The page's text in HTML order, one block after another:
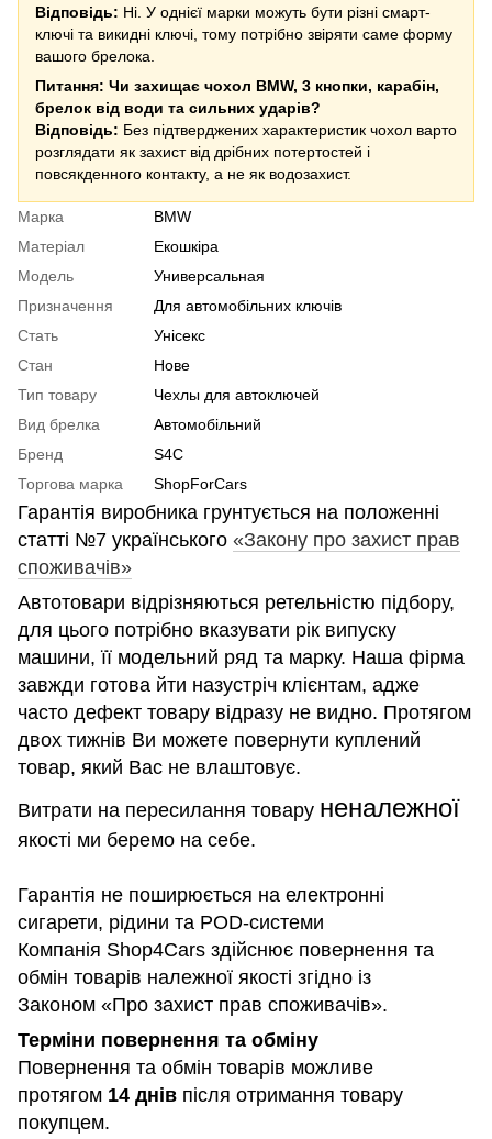
Відповідь: Ні. У однієї марки можуть бути різні смарт-
ключі та викидні ключі, тому потрібно звіряти саме форму
вашого брелока.
Питання: Чи захищає чохол BMW, 3 кнопки, карабін,
брелок від води та сильних ударів?
Відповідь: Без підтверджених характеристик чохол варто
розглядати як захист від дрібних потертостей і
повсякденного контакту, а не як водозахист.
Марка
BMW
Матеріал
Екошкіра
Модель
Универсальная
Призначення
Для автомобільних ключів
Стать
Унісекс
Стан
Нове
Тип товару
Чехлы для автоключей
Вид брелка
Автомобільний
Бренд
S4C
Торгова марка
ShopForCars
Гарантія виробника грунтується на положенні
статті №7 українського «Закону про захист прав
споживачів»
Автотовари відрізняються ретельністю підбору,
для цього потрібно вказувати рік випуску
машини, її модельний ряд та марку. Наша фірма
завжди готова йти назустріч клієнтам, адже
часто дефект товару відразу не видно. Протягом
двох тижнів Ви можете повернути куплений
товар, який Вас не влаштовує.
Витрати на пересилання товару неналежної
якості ми беремо на себе.
Гарантія не поширюється на електронні
сигарети, рідини та POD-системи
Компанія Shop4Cars здійснює повернення та
обмін товарів належної якості згідно із
Законом «Про захист прав споживачів».
Терміни повернення та обміну
Повернення та обмін товарів можливе
протягом 14 днів після отримання товару
покупцем.